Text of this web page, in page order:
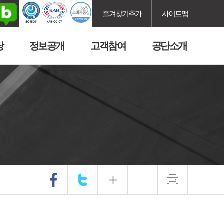
즐겨찾기추가 사이트맵
정보공개 고객참여 공단소개